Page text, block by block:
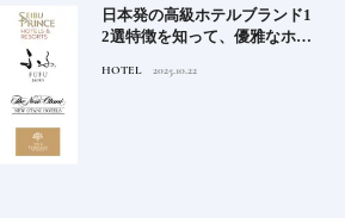
日本発の高級ホテルブランド1
2選特徴を知って、優雅なホテ
ンド大解剖①
HOTEL 2025.10.22